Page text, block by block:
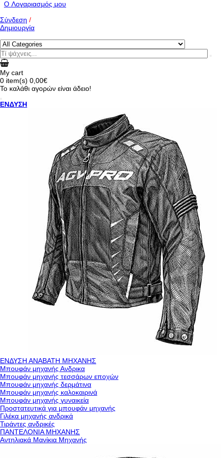
O Λογαριασμός μου
Σύνδεση /
Δημιουργία
My cart
0 item(s) 0,00€
Το καλάθι αγορών είναι άδειο!
ΕΝΔΥΣΗ
ΕΝΔΥΣΗ ΑΝΑΒΑΤΗ ΜΗΧΑΝΗΣ
Μπουφάν μηχανής Ανδρικα
Μπουφάν μηχανής τεσσάρων εποχών
Μπουφάν μηχανής δερμάτινα
Μπουφάν μηχανής καλοκαιρινά
Μπουφάν μηχανής γυναικεία
Προστατευτικά για μπουφάν μηχανής
Γιλέκα μηχανής ανδρικά
Τιράντες ανδρικές
ΠΑΝΤΕΛΟΝΙΑ ΜΗΧΑΝΗΣ
Αντηλιακά Μανίκια Μηχανής